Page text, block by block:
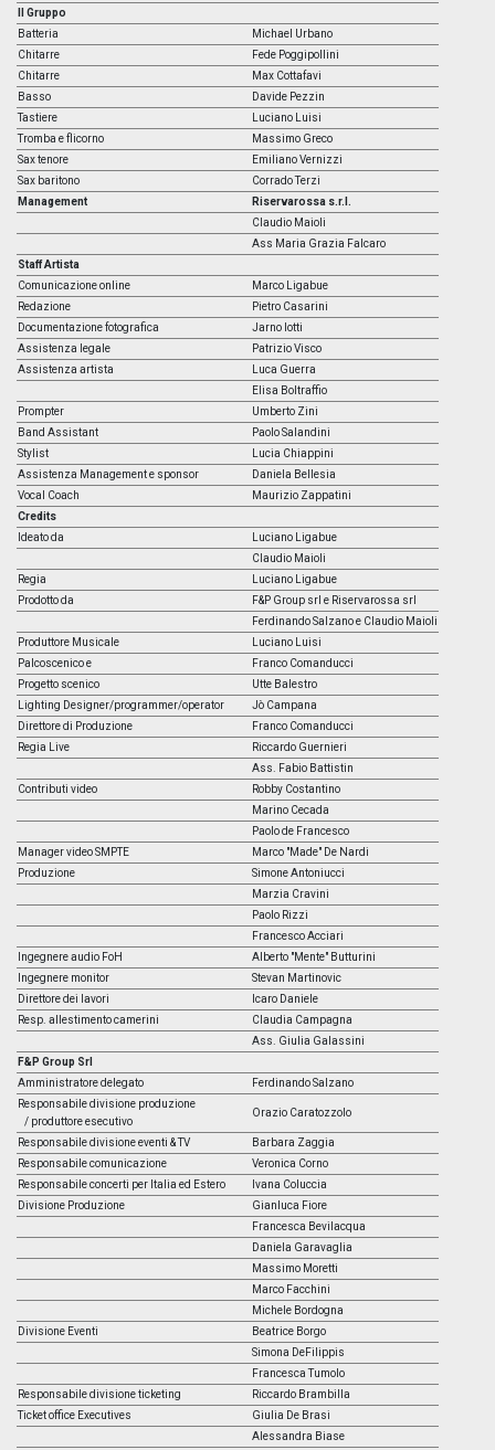
Il Gruppo
Batteria
Michael Urbano
Chitarre
Fede Poggipollini
Chitarre
Max Cottafavi
Basso
Davide Pezzin
Tastiere
Luciano Luisi
Tromba e flicorno
Massimo Greco
Sax tenore
Emiliano Vernizzi
Sax baritono
Corrado Terzi
Management
Riservarossa s.r.l.
Claudio Maioli
Ass Maria Grazia Falcaro
Staff Artista
Comunicazione online
Marco Ligabue
Redazione
Pietro Casarini
Documentazione fotografica
Jarno Iotti
Assistenza legale
Patrizio Visco
Assistenza artista
Luca Guerra
Elisa Boltraffio
Prompter
Umberto Zini
Band Assistant
Paolo Salandini
Stylist
Lucia Chiappini
Assistenza Management e sponsor
Daniela Bellesia
Vocal Coach
Maurizio Zappatini
Credits
Ideato da
Luciano Ligabue
Claudio Maioli
Regia
Luciano Ligabue
Prodotto da
F&P Group srl e Riservarossa srl
Ferdinando Salzano e Claudio Maioli
Produttore Musicale
Luciano Luisi
Palcoscenico e
Franco Comanducci
Progetto scenico
Utte Balestro
Lighting Designer/programmer/operator
Jò Campana
Direttore di Produzione
Franco Comanducci
Regia Live
Riccardo Guernieri
Ass. Fabio Battistin
Contributi video
Robby Costantino
Marino Cecada
Paolo de Francesco
Manager video SMPTE
Marco "Made" De Nardi
Produzione
Simone Antoniucci
Marzia Cravini
Paolo Rizzi
Francesco Acciari
Ingegnere audio FoH
Alberto "Mente" Butturini
Ingegnere monitor
Stevan Martinovic
Direttore dei lavori
Icaro Daniele
Resp. allestimento camerini
Claudia Campagna
Ass. Giulia Galassini
F&P Group Srl
Amministratore delegato
Ferdinando Salzano
Responsabile divisione produzione
/ produttore esecutivo
Orazio Caratozzolo
Responsabile divisione eventi & TV
Barbara Zaggia
Responsabile comunicazione
Veronica Corno
Responsabile concerti per Italia ed Estero
Ivana Coluccia
Divisione Produzione
Gianluca Fiore
Francesca Bevilacqua
Daniela Garavaglia
Massimo Moretti
Marco Facchini
Michele Bordogna
Divisione Eventi
Beatrice Borgo
Simona DeFilippis
Francesca Tumolo
Responsabile divisione ticketing
Riccardo Brambilla
Ticket office Executives
Giulia De Brasi
Alessandra Biase